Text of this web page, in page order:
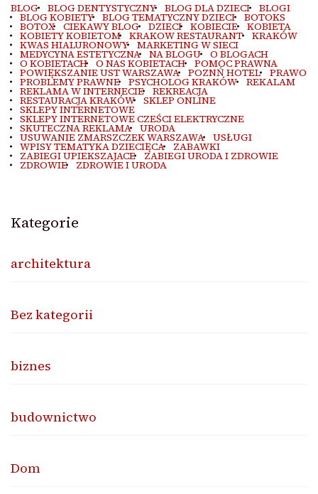
BLOG BLOG DENTYSTYCZNY BLOG DLA DZIECI BLOGI
BLOG KOBIETY BLOG TEMATYCZNY DZIECI BOTOKS
BOTOX CIEKAWY BLOG DZIECI KOBIECIE KOBIETA
KOBIETY KOBIETOM KRAKOW RESTAURANT KRAKÓW
KWAS HIALURONOWY MARKETING W SIECI
MEDYCYNA ESTETYCZNA NA BLOGU O BLOGACH
O KOBIETACH O NAS KOBIETACH POMOC PRAWNA
POWIĘKSZANIE UST WARSZAWA POZNŃ HOTEL PRAWO
PROBLEMY PRAWNE PSYCHOLOG KRAKÓW REKALAM
REKLAMA W INTERNECIE REKREACJA
RESTAURACJA KRAKÓW SKLEP ONLINE
SKLEPY INTERNETOWE
SKLEPY INTERNETOWE CZEŚCI ELEKTRYCZNE
SKUTECZNA REKLAMA URODA
USUWANIE ZMARSZCZEK WARSZAWA USŁUGI
WPISY TEMATYKA DZIECIĘCA ZABAWKI
ZABIEGI UPIEKSZAJACE ZABIEGI URODA I ZDROWIE
ZDROWIE ZDROWIE I URODA
Kategorie
architektura
Bez kategorii
biznes
budownictwo
Dom